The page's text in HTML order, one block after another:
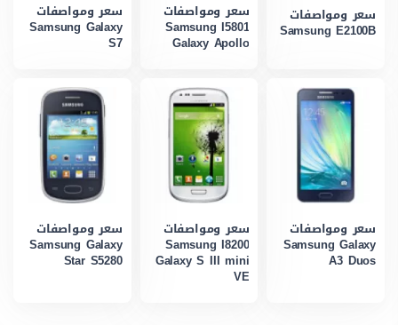
سعر ومواصفات
Samsung E2100B
سعر ومواصفات
Samsung I5801
Galaxy Apollo
سعر ومواصفات
Samsung Galaxy
S7
سعر ومواصفات
Samsung Galaxy
A3 Duos
سعر ومواصفات
Samsung I8200
Galaxy S III mini
VE
سعر ومواصفات
Samsung Galaxy
Star S5280